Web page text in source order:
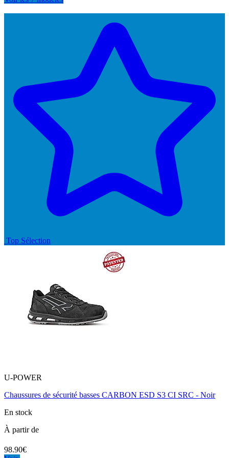
Top Sélection
U-POWER
Chaussures de sécurité basses CARBON ESD S3 CI SRC - Noir
En stock
À partir de
98.90€